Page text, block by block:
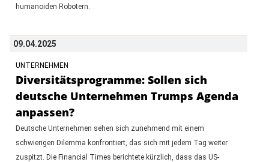
humanoiden Robotern.
09.04.2025
UNTERNEHMEN
Diversitätsprogramme: Sollen sich
deutsche Unternehmen Trumps Agenda
anpassen?
Deutsche Unternehmen sehen sich zunehmend mit einem
schwierigen Dilemma konfrontiert, das sich mit jedem Tag weiter
zuspitzt. Die Financial Times berichtete kürzlich, dass das US-